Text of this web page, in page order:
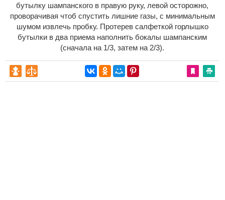
бутылку шампанского в правую руку, левой осторожно,
проворачивая чтоб спустить лишние газы, с минимальным
шумом извлечь пробку. Протерев салфеткой горлышко
бутылки в два приема наполнить бокалы шампанским
(сначала на 1/3, затем на 2/3).